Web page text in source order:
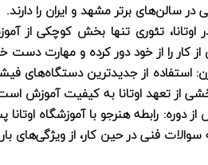
سالن‌های برتر مشهد و ایران را دارند.
اوتانا، تئوری تنها بخش کوچکی از
کار را از خود دور کرده و مهارت دست
استفاده از جدیدترین دستگاه‌های
از تعهد اوتانا به کیفیت آموزش
دوره: رابطه هنرجو با آموزشگاه
فنی در حین کار، از ویژگی‌های